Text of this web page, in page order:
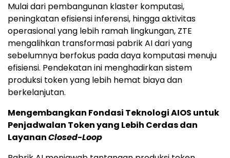
Mulai dari pembangunan klaster komputasi,
peningkatan efisiensi inferensi, hingga aktivitas
operasional yang lebih ramah lingkungan, ZTE
mengalihkan transformasi pabrik AI dari yang
sebelumnya berfokus pada daya komputasi menuju
efisiensi. Pendekatan ini menghadirkan sistem
produksi token yang lebih hemat biaya dan
berkelanjutan.
Mengembangkan Fondasi Teknologi AIOS untuk
Penjadwalan Token yang Lebih Cerdas dan
LayananClosed-Loop